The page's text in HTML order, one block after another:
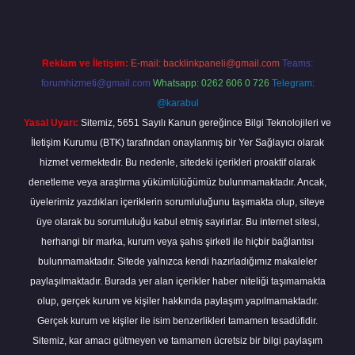
Reklam ve İletişim: E-mail: backlinkpaneli@gmail.com Teams:
forumhizmeti@gmail.com Whatsapp: 0262 606 0 726 Telegram:
@karabul
Yasal Uyarı: Sitemiz, 5651 Sayılı Kanun gereğince Bilgi Teknolojileri ve
İletişim Kurumu (BTK) tarafından onaylanmış bir Yer Sağlayıcı olarak
hizmet vermektedir. Bu nedenle, sitedeki içerikleri proaktif olarak
denetleme veya araştırma yükümlülüğümüz bulunmamaktadır. Ancak,
üyelerimiz yazdıkları içeriklerin sorumluluğunu taşımakta olup, siteye
üye olarak bu sorumluluğu kabul etmiş sayılırlar. Bu internet sitesi,
herhangi bir marka, kurum veya şahıs şirketi ile hiçbir bağlantısı
bulunmamaktadır. Sitede yalnızca kendi hazırladığımız makaleler
paylaşılmaktadır. Burada yer alan içerikler haber niteliği taşımamakta
olup, gerçek kurum ve kişiler hakkında paylaşım yapılmamaktadır.
Gerçek kurum ve kişiler ile isim benzerlikleri tamamen tesadüfidir.
Sitemiz, kar amacı gütmeyen ve tamamen ücretsiz bir bilgi paylaşım